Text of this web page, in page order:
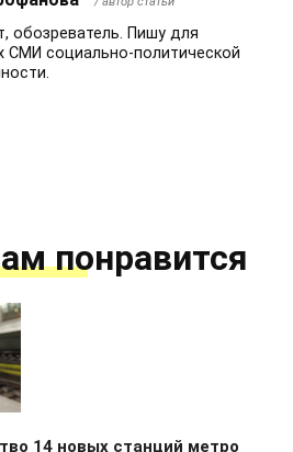
обозреватель. Пишу для
СМИ социально-политической
понравится
14 новых станций метро